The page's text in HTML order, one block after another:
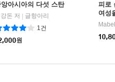
앙아시아의 다섯 스탄
돈 저
글항아리
1건
원
피로
여성